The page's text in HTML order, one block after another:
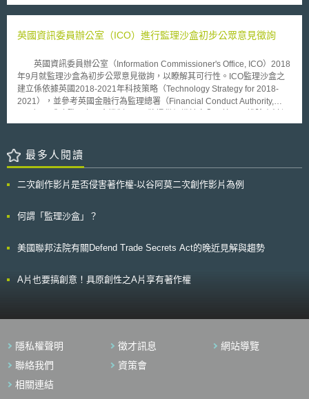
盜[6]。另外在2023年3月時，ChatGPT除了發生部分用戶能夠檢視他人聊天
紀錄標題的問題外，甚至發生個人資料外洩問題，即用戶可能知悉他人的姓
名、電子郵件，付款地址，信用卡到期日及號碼末四碼等資料[7]。 參、事
件評析 對於AI歧視及資料外洩等問題，應透過落實完善數位資料治理與管理
模型或演算法基礎的資料，應建立資料評估或審查機制，減少或避免使用有
潛在歧視問題的資料，以確保分析結果之精確性。 其次，不論對於訓練資
料、分析所得資料或用戶個人資料等，均應落實嚴謹的資料保密措施，避免
資料外洩，如必須對於資料進行標示或分類，並依照不同標示或分類，評估
密傳送機制，避免遭他人竊取，盜取帳戶或個人資料。 財團法人資訊工業
策進會科技法律研究所長期致力於促進國家科技法制環境完善，於2021年7
月發布「重要數位資料治理暨管理制度規範（Essential Data Governance
and Management System，簡稱EDGS）」，完整涵蓋數位資料的生成、
不同公私部門的AI相關資料，均可參考EDGS，建立系統性數位資料管理機
[1]Gartner, Gartner Poll Finds 45% of Executives Say ChatGPT Has
Prompted an Increase in AI Investment (May 3, 2023),
gartner-poll-finds-45-percent-of-executives-say-chatgpt-has-prompted-
productivity-frontier#introduction (last visited June 30, 2023). [3]Gartner,
supra note 1. [4]Zoe Kleinman, Philippa Wain & Ashleigh Swan, Using AI
for loans and mortgages is big risk, warns EU boss (June 14, 2023),
https://www.bbc.com/news/technology-65881389 (last visited June 30,
2023). [5]Ryan Browne & MacKenzie Sigalos, A.I. has a discrimination
熟，台商界也掀起連鎖加盟的熱潮。 但在秩序相對混亂、競爭相對激
策和規定則是要前往該地投資的台商必須正視並且了解的，本文提供商業特
中國大陸第一部特許經營專門法令《商業特許經營管理條例》（以下簡稱
《管理條例》）以及配套的《商業特許經營備案管理辦法》（以下簡稱《備
案管理辦法》）、《商業特許經營信息披露管理辦法》（以下簡稱《信息披
露管理辦法》）由國務院及其下屬機關陸續頒布施行，讓中國大陸連鎖加盟
是表彰該特許經營事業的品牌，具有讓消費者迅速辨識獨特商品或服務的商
業利益；專利、專有技術(包含管理系統及特定商業模式)則是支持商品或服
務內容具有獨特性、競爭力的特許經營事業技術。 《管理條例》對於
法》、《信息披露管理辦法》也是在上位的《管理條例》法規授權下逐步生
例》規定，特許人資格條件有二個方面需要具備。 一、只有企業法人有資
格成為特許人。 企業以外的單位和個人都不能成為特許人[2]。 二、特
個直營超過1年的直營店。而且特許人要具備持續提供被特許人經營指導、
權有效的註冊證書；此外，《信息披露管理辦法》中要求特許人要事先披露
同要件[5] 以下為《管理條例》所列舉的合同要件及簡要說明： 一、特
等。 二、特許經營的內容、期限 特許人持有的特許經營系統、經營範
圍介紹，特許人授予被特許人的特許經營權性質（單店特許或區域特許
[6]），被特許人的特許經營活動和範圍限制（營業地及加盟店介紹、被授予
英國資訊委員辦公室（ICO）進行監理沙盒初步公眾意見徵詢
英國資訊委員辦公室（Information Commissioner's Office, ICO）2018
年9月就監理沙盒為初步公眾意見徵詢，以瞭解其可行性。ICO監理沙盒之
建立係依據英國2018-2021年科技策略（Technology Strategy for 2018-
2021），並參考英國金融行為監理總署（Financial Conduct Authority,
護法規適用的環境下，以創新方式應用個資於開發創新產品與服務，並提供
建議，同時確保組織採取適當安全維護措施。徵詢重點分為六部分： 障礙
和挑戰（Barriers and Challenges）：歐盟一般資料保護規則（General
Protection Act 2018, DPA18）之適用，以及ICO之監管方法，是否造成組
範圍（Possible scope of an ICO Sandbox） 了解參與益處
料保護相關問題提供非正式之指導（informal steers）；中期提供法律允許
保護原則之行為，不會立即受到制裁之聲明函（letters of comfort）、確認
組織未違反相關資料保護法規等；以及針對新興技術和創新特定領域，提供
與者數量上限等。 該諮詢於10月12日結束，2018年底將公布結果，值
得持續追蹤，以瞭解ICO監理沙盒未來之發展。 ICO亦接續於10月建立
Innovation Hub），與其他監管機關合作提供資料保護之專業知識，以確保
最多人閱讀
二次創作影片是否侵害著作權-以谷阿莫二次創作影片為例
何謂「監理沙盒」？
美國聯邦法院有關Defend Trade Secrets Act的晚近見解與趨勢
A片也要搞創意！具原創性之A片享有著作權
隱私權聲明 徵才訊息
網站導覽
聯絡我們
資策會
相關連結